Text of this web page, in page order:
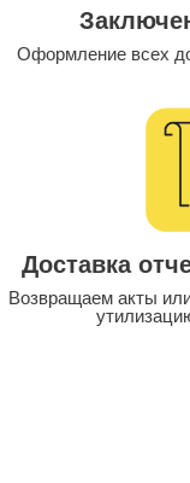
Оформление всех
Доставка
Возвращаем акты